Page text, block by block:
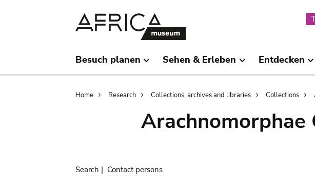
Besuch planen Sehen & Erleben Entdecken
Breadcrumb
Home Research Collections, archives and libraries Collections
Search | Contact persons